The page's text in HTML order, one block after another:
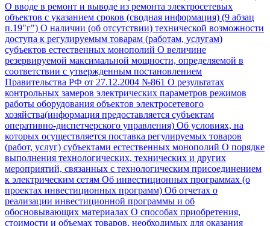
О вводе в ремонт и выводе из ремонта электросетевых
объектов с указанием сроков (сводная информация) (9 абзац
п.19"г") О наличии (об отсутствии) технической возможности
доступа к регулируемым товарам (работам, услугам)
субъектов естественных монополий О величине
резервируемой максимальной мощности, определяемой в
соответствии с утвержденным постановлением
Правительства РФ от 27.12.2004 №861 О результатах
контрольных замеров электрических параметров режимов
работы оборудования объектов электросетевого
хозяйства(информация предоставляется субъектам
оперативно-диспетчерского управления) Об условиях, на
которых осуществляется поставка регулируемых товаров
(работ, услуг) субъектами естественных монополий О порядке
выполнения технологических, технических и других
мероприятий, связанных с технологическим присоединением
к электрическим сетям Об инвестиционных программах (о
проектах инвестиционных программ) Об отчетах о
реализации инвестиционной программы и об
обосновывающих материалах О способах приобретения,
стоимости и объемах товаров, необходимых для оказания